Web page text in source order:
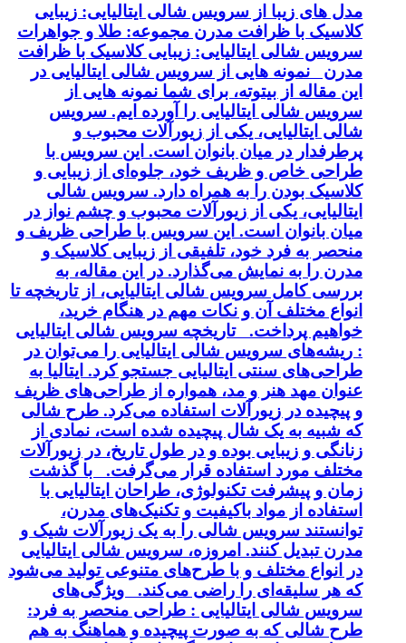
مدل های زیبا از سرویس شالی ایتالیایی: زیبایی
کلاسیک با ظرافت مدرن مجموعه: طلا و جواهرات
سرویس شالی ایتالیایی: زیبایی کلاسیک با ظرافت
مدرن نمونه هایی از سرویس شالی ایتالیایی در
این مقاله از بیتوته، برای شما نمونه هایی از
سرویس شالی ایتالیایی را آورده ایم. سرویس
شالی ایتالیایی، یکی از زیورآلات محبوب و
پرطرفدار در میان بانوان است. این سرویس با
طراحی خاص و ظریف خود، جلوه‌ای از زیبایی و
کلاسیک بودن را به همراه دارد. سرویس شالی
ایتالیایی، یکی از زیورآلات محبوب و چشم نواز در
میان بانوان است. این سرویس با طراحی ظریف و
منحصر به فرد خود، تلفیقی از زیبایی کلاسیک و
مدرن را به نمایش می‌گذارد. در این مقاله، به
بررسی کامل سرویس شالی ایتالیایی، از تاریخچه تا
انواع مختلف آن و نکات مهم در هنگام خرید،
خواهیم پرداخت. تاریخچه سرویس شالی ایتالیایی
: ریشه‌های سرویس شالی ایتالیایی را می‌توان در
طراحی‌های سنتی ایتالیایی جستجو کرد. ایتالیا به
عنوان مهد هنر و مد، همواره از طراحی‌های ظریف
و پیچیده در زیورآلات استفاده می‌کرد. طرح شالی
که شبیه به یک شال پیچیده شده است، نمادی از
زنانگی و زیبایی بوده و در طول تاریخ، در زیورآلات
مختلف مورد استفاده قرار می‌گرفت. با گذشت
زمان و پیشرفت تکنولوژی، طراحان ایتالیایی با
استفاده از مواد باکیفیت و تکنیک‌های مدرن،
توانستند سرویس شالی را به یک زیورآلات شیک و
مدرن تبدیل کنند. امروزه، سرویس شالی ایتالیایی
در انواع مختلف و با طرح‌های متنوعی تولید می‌شود
که هر سلیقه‌ای را راضی می‌کند. ویژگی‌های
سرویس شالی ایتالیایی : طراحی منحصر به فرد:
طرح شالی که به صورت پیچیده و هماهنگ به هم